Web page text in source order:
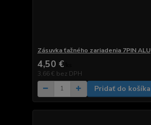
Zásuvka ťažného zariadenia 7PIN ALU
4,50 €
3,66 € bez DPH
Pridať do košíka